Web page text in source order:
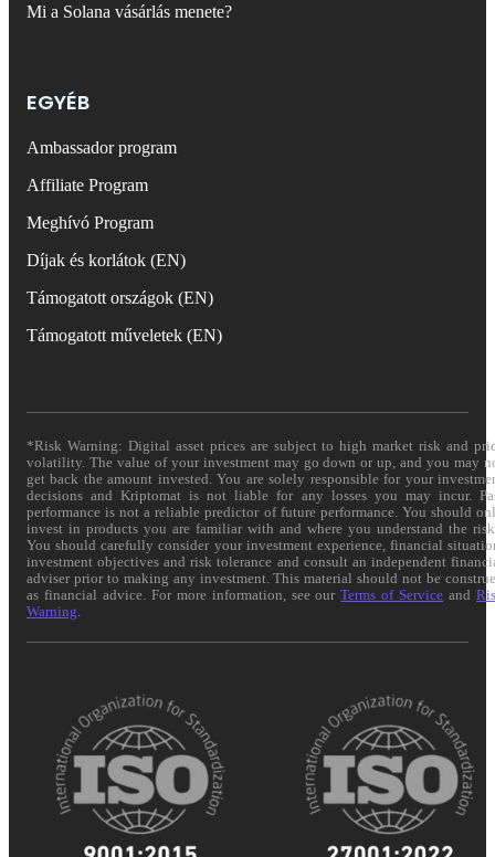
Mi a Solana vásárlás menete?
EGYÉB
Ambassador program
Affiliate Program
Meghívó Program
Díjak és korlátok (EN)
Támogatott országok (EN)
Támogatott műveletek (EN)
*Risk Warning: Digital asset prices are subject to high market risk and
volatility. The value of your investment may go down or up, and you may
get back the amount invested. You are solely responsible for your
decisions and Kriptomat is not liable for any losses you may incur.
performance is not a reliable predictor of future performance. You should
invest in products you are familiar with and where you understand the
You should carefully consider your investment experience, financial
investment objectives and risk tolerance and consult an independent
adviser prior to making any investment. This material should not be
as financial advice. For more information, see ourTerms of Service and
Warning